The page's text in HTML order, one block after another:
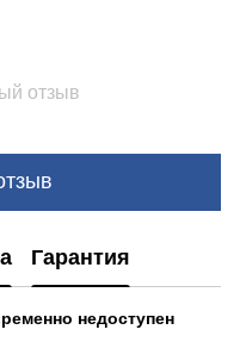
отзыв
Гарантия
недоступен